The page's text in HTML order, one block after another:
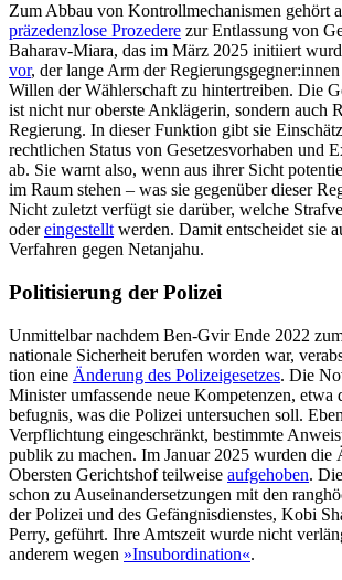
Zum Abbau von Kontrollmechanismen gehört
präzedenzlose Prozedere zur Entlassung von
Baharav-Miara, das im März 2025 initiiert
vor, der lange Arm der
Willen der Wählerschaft zu hinter­treiben. Die
ist nicht nur oberste Anklägerin, sondern auch
Regierung. In dieser Funktion gibt sie
rechtlichen Status von Gesetzesvorhaben und
ab. Sie warnt also, wenn aus ihrer Sicht
im Raum stehen – was sie gegenüber dieser
Nicht zuletzt verfügt sie darüber, welche
odereingestellt werden. Damit entscheidet sie
Verfahren gegen Netanjahu.
Politisierung der Polizei
Unmittelbar nachdem Ben-Gvir Ende 2022
nationale Sicherheit beru­fen worden war,
tion eine Änderung des Polizeigesetzes. Die
Minister umfassende neue Kompetenzen,
befugnis, was die Polizei untersuchen soll.
Verpflichtung eingeschränkt, bestimmte
publik zu machen. Im Januar 2025 wurden die
Obers­ten Gerichtshof teilweise aufgehoben.
schon zu Auseinandersetzungen mit den
der Polizei und des Gefängnisdienstes, Kobi
Perry, geführt. Ihre Amts­zeit wurde nicht
anderem wegen »Insubordination«.